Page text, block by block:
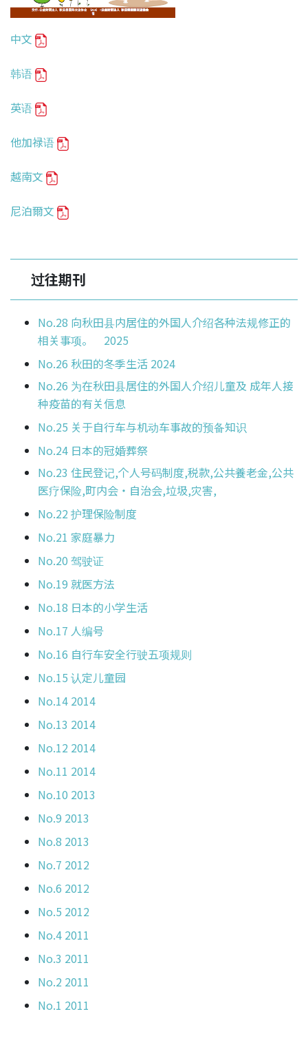
中文
韩语
英语
他加禄语
越南文
尼泊爾文
过往期刊
No.28 向秋田县内居住的外国人介绍各种法规修正的
相关事项。 2025
No.26 秋田的冬季生活 2024
No.26 为在秋田县居住的外国人介绍儿童及 成年人接
种疫苗的有关信息
No.25 关于自行车与机动车事故的预备知识
No.24 日本的冠婚葬祭
No.23 住民登记,个人号码制度,税款,公共養老金,公共
医疗保险,町内会・自治会,垃圾,灾害,
No.22 护理保险制度
No.21 家庭暴力
No.20 驾驶证
No.19 就医方法
No.18 日本的小学生活
No.17 人编号
No.16 自行车安全行驶五项规则
No.15 认定儿童园
No.14 2014
No.13 2014
No.12 2014
No.11 2014
No.10 2013
No.9 2013
No.8 2013
No.7 2012
No.6 2012
No.5 2012
No.4 2011
No.3 2011
No.2 2011
No.1 2011